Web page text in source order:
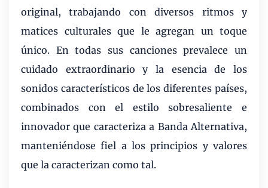
original, trabajando con diversos ritmos y
matices culturales que le agregan un toque
único. En todas sus canciones prevalece un
cuidado extraordinario y la esencia de los
sonidos característicos de los diferentes países,
combinados con el estilo sobresaliente e
innovador que caracteriza a Banda Alternativa,
manteniéndose fiel a los principios y valores
que la caracterizan como tal.